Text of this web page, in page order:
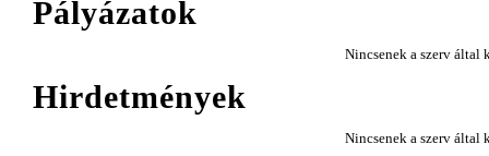
Pályázatok
Nincsenek a szerv által
Hirdetmények
Nincsenek a szerv által